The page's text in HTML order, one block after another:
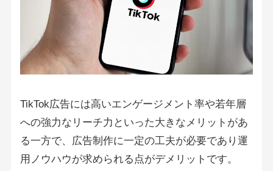
TikTok広告には高いエンゲージメント率や若年層
への強力なリーチ力といった大きなメリットがあ
る一方で、広告制作に一定の工夫が必要であり運
用ノウハウが求められる点がデメリットです。